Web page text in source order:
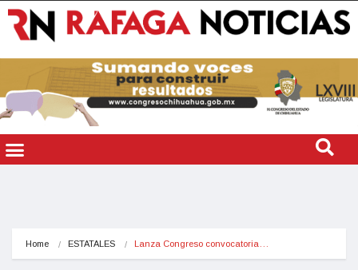
Home ESTATALES Lanza Congreso convocatoria…